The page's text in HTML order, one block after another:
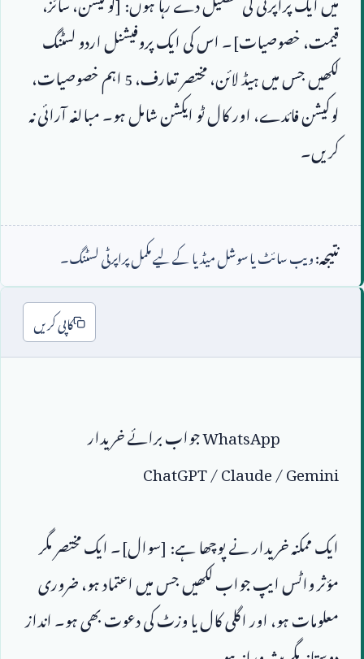
لکھیں جس میں ہیڈ لائن، مختصر تعارف، 5
نتیجہ:ویب سائٹ یا سوشل میڈیا کے لیے مکمل پراپرٹی لسٹنگ۔
کاپی کریں
WhatsApp جواب برائے خریدار
ChatGPT / Claude / Gemini
ایک ممکنہ خریدار نے پوچھا ہے: [سوال]۔ ایک مختصر مگر
معلومات ہو، اور اگلی کال یا وزٹ کی دعوت بھی ہو۔ انداز